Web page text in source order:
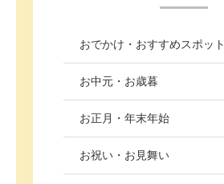
おでかけ・おすすめスポット
お中元・お歳暮
お正月・年末年始
お祝い・お見舞い